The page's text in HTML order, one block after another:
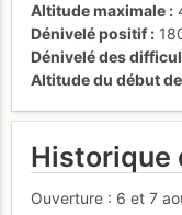
Altitude maximale
Dénivelé positif
Dénivelé des
Altitude du début
Historique
Ouverture : 6 et 7